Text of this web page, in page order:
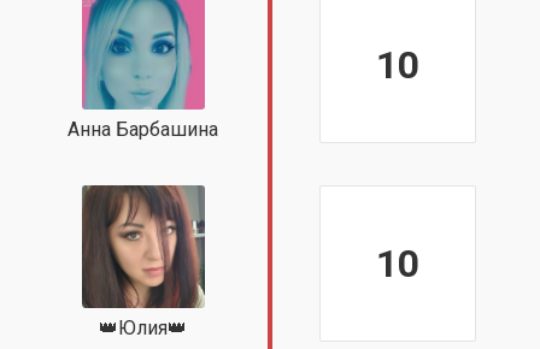
Анна Барбашина
10
👑Юлия👑
10